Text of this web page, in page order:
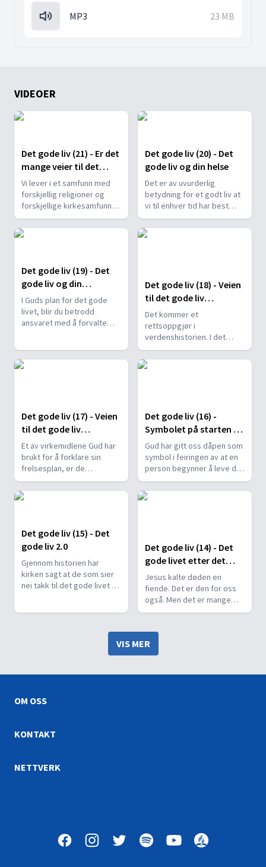
MP3 23 MB
VIDEOER
Det gode liv (21) - Er det
mange veier til det
gode liv?
Vi lever i et samfunn med
forskjellig religioner og
forskjellige kirkesamfunn,
med veldig forskjellige
oppfatninger om Bibelen. I
dette mylderet av
for å finne fram.
Det gode liv (20) - Det
gode liv og din helse
Det er av uvurderlig
betydning for et godt liv at
vi til enhver tid har best
mulig helse. Han som har
skapt oss, har de beste
forutsetningene for å gi råd
Det gode liv (19) - Det
gode liv og din
økonomi
I Guds plan for det gode
livet, blir du betrodd
ansvaret med å forvalte
har gitt oss gode råd og
Det gode liv (18) - Veien
til det gode liv
symbolisert (del 2)
Det kommer et
rettsoppgjør i
verdenshistorien. I det
oppgjøret spiller Jesus en
avgjørende rolle. Hans
målsetting er å frelse og
verden».
Det gode liv (17) - Veien
til det gode liv
symbolisert (del 1)
Et av virkemidlene Gud har
brukt for å forklare sin
frelsesplan, er de
symbolske tingene og
handlingene i helligdommen
som Gud ba israelittene
også i dag.
Det gode liv (16) -
Symbolet på starten av
det gode liv
Gud har gitt oss dåpen som
symbol i feiringen av at en
person begynner å leve det
gode livet med ham. Dåpen
er en mektig
symbolhandling.
Det gode liv (15) - Det
gode liv 2.0
Gjennom historien har
kirken sagt at de som sier
nei takk til det gode livet vil
Det gode liv (14) - Det
gode livet etter det
gode livet
Jesus kalte døden en
fiende. Det er den for oss
også. Men det er mange
forestillinger om døden
virkeligheten. Jesus er
Herre over både liv og død.
Hans ord gir oss bedre
VIS MER
OM OSS
KONTAKT
NETTVERK